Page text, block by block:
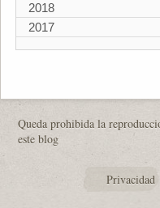
2018
2017
Queda prohibida la
este blog
Privacidad